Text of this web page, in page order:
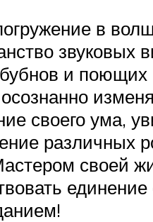
в
звуковых
бубнов и
своего ума,
различных
своей